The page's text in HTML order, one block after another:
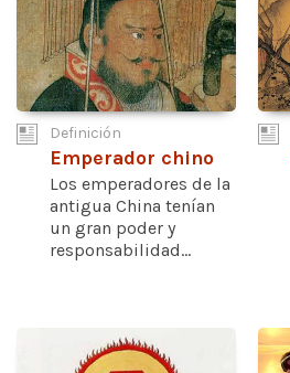
Definición
Emperador chino
Los emperadores de la
antigua China tenían
un gran poder y
responsabilidad...